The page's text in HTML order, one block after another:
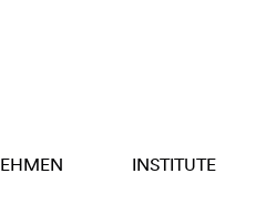
INSTITUTE